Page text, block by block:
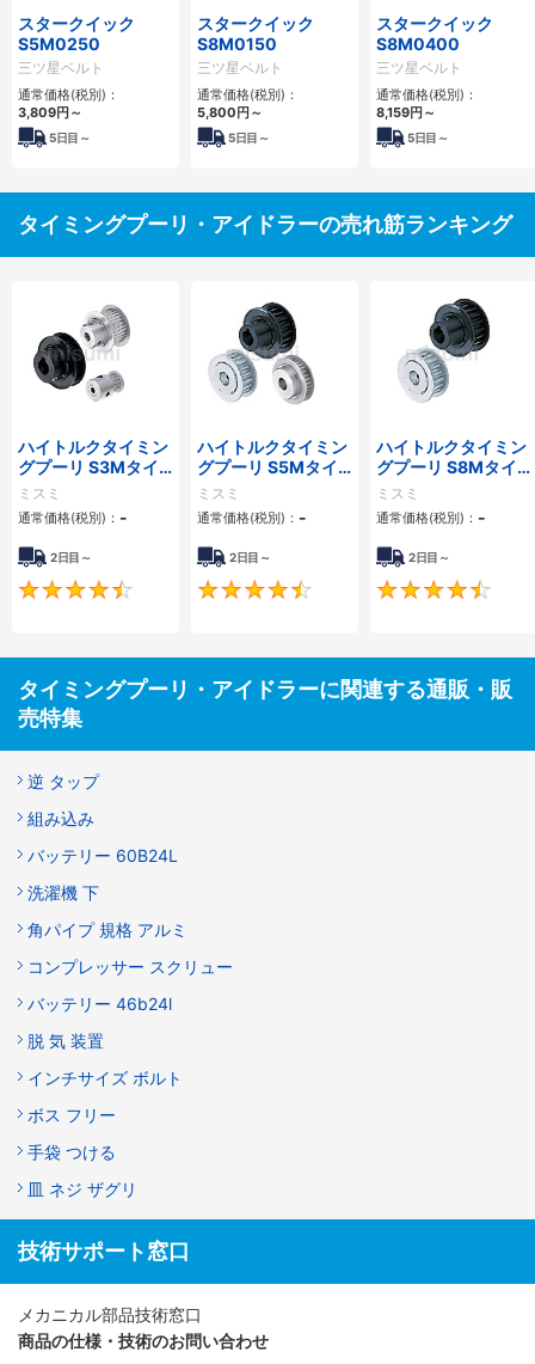
スタークイック
S5M0250
三ツ星ベルト
通常価格(税別)：
3,809円～
5日目～
スタークイック
S8M0150
三ツ星ベルト
通常価格(税別)：
5,800円～
5日目～
スタークイック
S8M0400
三ツ星ベルト
通常価格(税別)：
8,159円～
5日目～
タイミングプーリ・アイドラーの売れ筋ランキング
ハイトルクタイミン
グプーリ S3Mタイ
プ
ミスミ
通常価格(税別)： -
2日目～
4.5
ハイトルクタイミン
グプーリ S5Mタイ
プ
ミスミ
通常価格(税別)： -
2日目～
4.5
ハイトルクタイミン
グプーリ S8Mタイ
プ
ミスミ
通常価格(税別)： -
2日目～
タイミングプーリ・アイドラーに関連する通販・販
売特集
逆 タップ
組み込み
バッテリー 60B24L
洗濯機 下
角パイプ 規格 アルミ
コンプレッサー スクリュー
バッテリー 46b24l
脱 気 装置
インチサイズ ボルト
ボス フリー
手袋 つける
皿 ネジ ザグリ
技術サポート窓口
メカニカル部品技術窓口
商品の仕様・技術のお問い合わせ